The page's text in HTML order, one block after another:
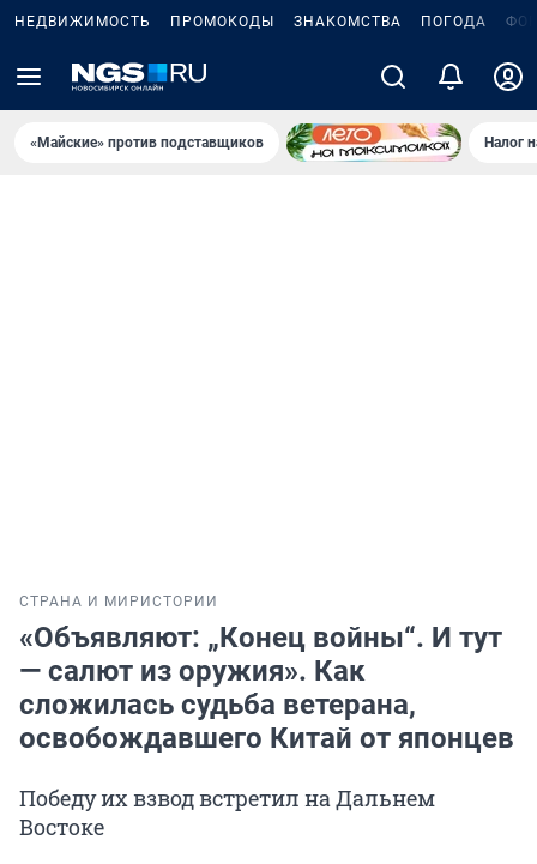
НЕДВИЖИМОСТЬ ПРОМОКОДЫ ЗНАКОМСТВА ПОГОДА
«Майские» против подставщиков Налог
СТРАНА И МИР ИСТОРИИ
«Объявляют: „Конец войны“. И тут
— салют из оружия». Как
сложилась судьба ветерана,
освобождавшего Китай от японцев
Победу их взвод встретил на Дальнем
Востоке